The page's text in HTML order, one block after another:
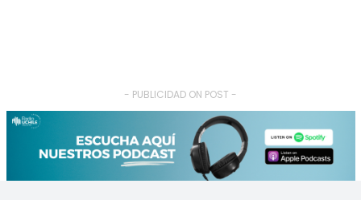
- PUBLICIDAD ON POST -